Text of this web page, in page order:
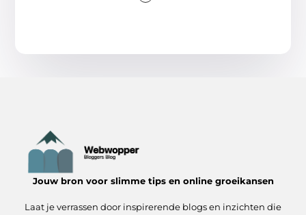
Jouw bron voor slimme tips en online groeikansen
Laat je verrassen door inspirerende blogs en inzichten die